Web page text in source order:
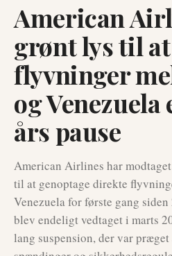
American
grønt lys til
flyvninger
og Venezuela
års pause
American Airlines har
til at genoptage direkte
Venezuela for første gang
blev endeligt vedtaget i marts
lang suspension, der var